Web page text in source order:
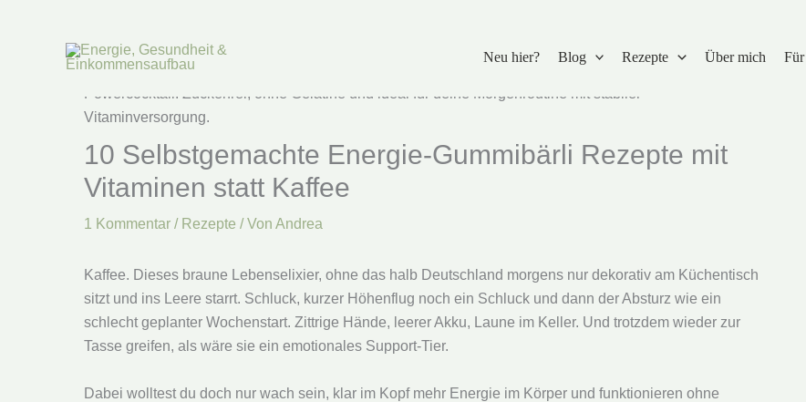
Neu hier? Blog Rezepte Über mich
10 Selbstgemachte Energie-Gummibärli Rezepte mit
Vitaminen statt Kaffee
1 Kommentar / Rezepte / Von Andrea
Kaffee. Dieses braune Lebenselixier, ohne das halb Deutschland morgens nur dekorativ am Küchentisch
sitzt und ins Leere starrt. Schluck, kurzer Höhenflug noch ein Schluck und dann der Absturz wie ein
schlecht geplanter Wochenstart. Zittrige Hände, leerer Akku, Laune im Keller. Und trotzdem wieder zur
Tasse greifen, als wäre sie ein emotionales Support-Tier.
Dabei wolltest du doch nur wach sein, klar im Kopf mehr Energie im Körper und funktionieren ohne